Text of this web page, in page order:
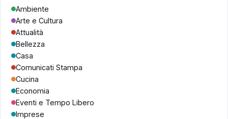
Ambiente
Arte e Cultura
Attualità
Bellezza
Casa
Comunicati Stampa
Cucina
Economia
Eventi e Tempo Libero
Imprese